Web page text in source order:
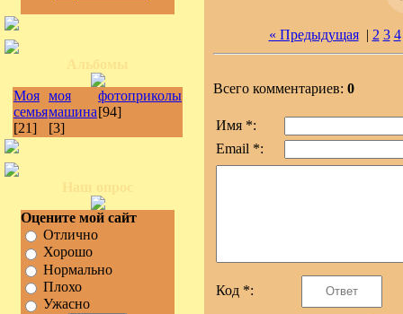
Моя
семья
[21]
моя
машина
[3]
фотоприколы
[94]
Оцените мой сайт
Отлично
Хорошо
Нормально
Плохо
Ужасно
« Предыдущая| 2 3 4
Всего комментариев: 0
Имя *:
Email *:
Код *: